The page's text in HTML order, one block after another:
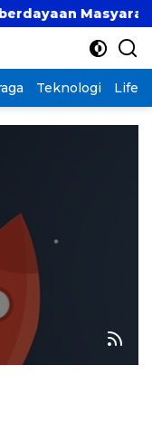
Masyarakat
Teknologi